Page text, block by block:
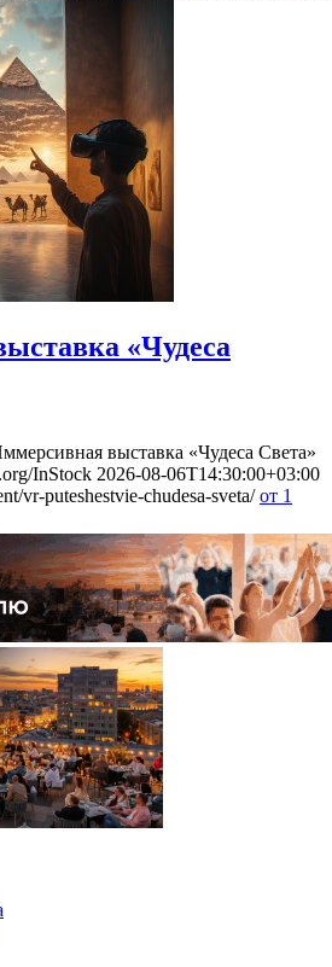
«Чудеса
выставка «Чудеса Света»
InStock 2026-08-06T14:30:00+03:00
vr-puteshestvie-chudesa-sveta/ от 1